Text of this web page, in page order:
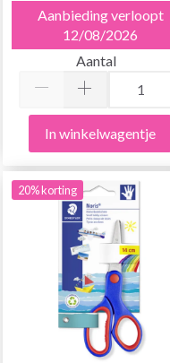
Aanbieding verloopt
12/08/2026
Aantal
In winkelwagentje
20% korting